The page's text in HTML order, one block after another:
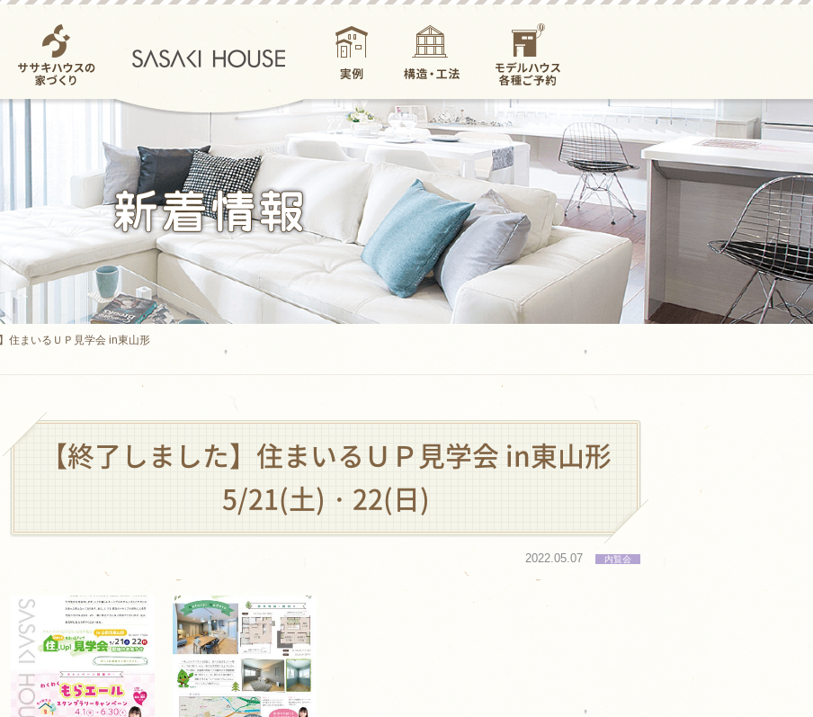
種ご予約
住まいるＵＰ見学会 in東山形
【終了しました】住まいるＵＰ見学会 in東山形
5/21(土)・22(日)
2022.05.07 内覧会